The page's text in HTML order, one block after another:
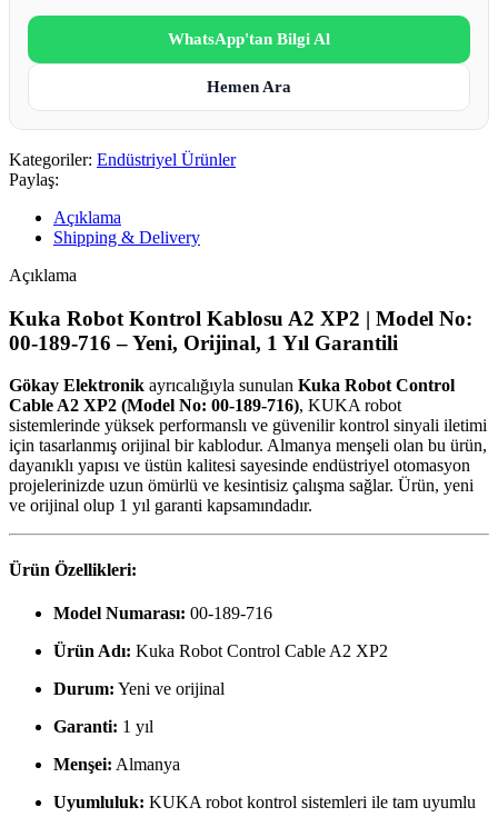
WhatsApp'tan Bilgi Al
Hemen Ara
Kategoriler: Endüstriyel Ürünler
Paylaş:
Açıklama
Shipping & Delivery
Açıklama
Kuka Robot Kontrol Kablosu A2 XP2 | Model No:
00-189-716 – Yeni, Orijinal, 1 Yıl Garantili
Gökay Elektronik ayrıcalığıyla sunulan Kuka Robot Control
Cable A2 XP2 (Model No: 00-189-716), KUKA robot
sistemlerinde yüksek performanslı ve güvenilir kontrol sinyali iletimi
için tasarlanmış orijinal bir kablodur. Almanya menşeli olan bu ürün,
dayanıklı yapısı ve üstün kalitesi sayesinde endüstriyel otomasyon
projelerinizde uzun ömürlü ve kesintisiz çalışma sağlar. Ürün, yeni
ve orijinal olup 1 yıl garanti kapsamındadır.
Ürün Özellikleri:
Model Numarası: 00-189-716
Ürün Adı: Kuka Robot Control Cable A2 XP2
Durum: Yeni ve orijinal
Garanti: 1 yıl
Menşei: Almanya
Uyumluluk: KUKA robot kontrol sistemleri ile tam uyumlu